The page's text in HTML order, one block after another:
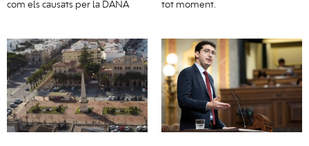
com els causats per la DANA
tot moment.